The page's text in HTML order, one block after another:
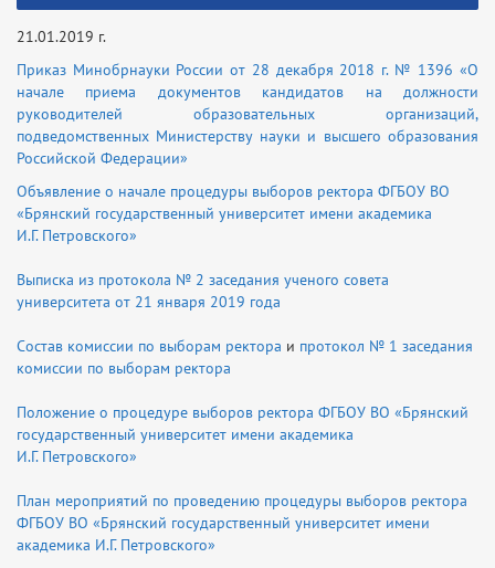
21.01.2019 г.
Приказ Минобрнауки России от 28 декабря 2018 г. № 1396 «О
начале приема документов кандидатов на должности
руководителей образовательных организаций,
подведомственных Министерству науки и высшего образования
Российской Федерации»
Объявление о начале процедуры выборов ректора ФГБОУ ВО
«Брянский государственный университет имени академика
И.Г. Петровского»
Выписка из протокола № 2 заседания ученого совета
университета от 21 января 2019 года
Состав комиссии по выборам ректора и протокол № 1 заседания
комиссии по выборам ректора
Положение о процедуре выборов ректора ФГБОУ ВО «Брянский
государственный университет имени академика
И.Г. Петровского»
План мероприятий по проведению процедуры выборов ректора
ФГБОУ ВО «Брянский государственный университет имени
академика И.Г. Петровского»